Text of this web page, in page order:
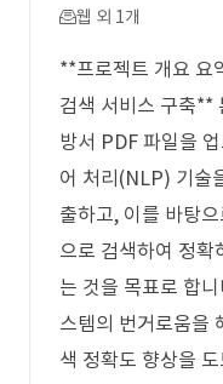
웹 외 1개
**프로젝트 개요 요
검색 서비스 구축**
방서 PDF 파일을
어 처리(NLP) 기술
출하고, 이를 바탕
으로 검색하여 정확
는 것을 목표로 합
스템의 번거로움을
색 정확도 향상을